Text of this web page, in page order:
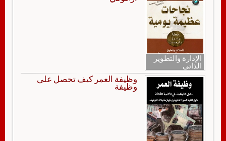
الإدارة والتطوير
الذاتي
وظيفة العمر كيف تحصل على
وظيفة